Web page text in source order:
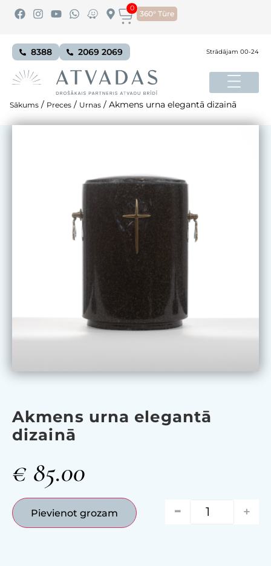
360° Tūre
0
8388 2069 2069 Strādājam 00-24
Sākums / Preces / Urnas / Akmens urna elegantā dizainā
Akmens urna elegantā
dizainā
€ 85.00
- +
Pievienot grozam